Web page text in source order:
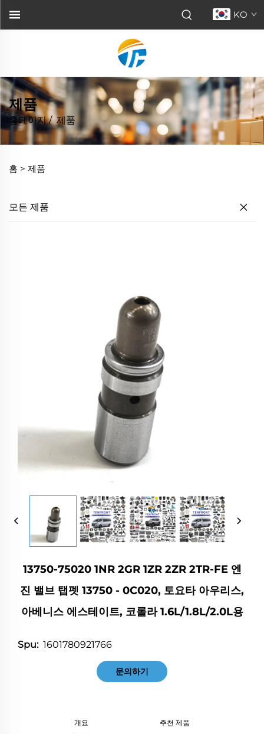
KO
제품
홈페이지/제품
홈 > 제품
모든 제품
13750-75020 1NR 2GR 1ZR 2ZR 2TR-FE 엔
진 밸브 탭펫 13750 - 0C020, 토요타 아우리스,
아베니스 에스테이트, 코롤라 1.6L/1.8L/2.0L용
Spu: 1601780921766
문의하기
개요 추천 제품